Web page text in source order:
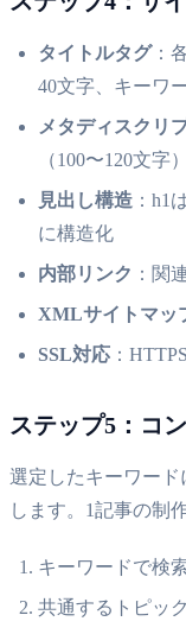
タイトルタグ：
40文字、キーワ
メタディスクリ
（100〜120文字）
見出し構造 ：h1
に構造化
内部リンク ：関
XMLサイトマッ
SSL対応 ：
ステップ5：コ
選定したキーワー
します。1記事の制
キーワードで検
共通するトピッ